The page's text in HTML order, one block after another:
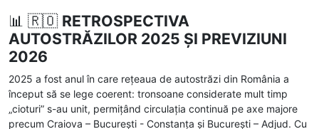
📊 🇷🇴 RETROSPECTIVA
AUTOSTRĂZILOR 2025 ȘI PREVIZIUNI
2026
2025 a fost anul în care rețeaua de autostrăzi din România a
început să se lege coerent: tronsoane considerate mult timp
„cioturi” s-au unit, permițând circulația continuă pe axe majore
precum Craiova – București - Constanța și București – Adjud. Cu